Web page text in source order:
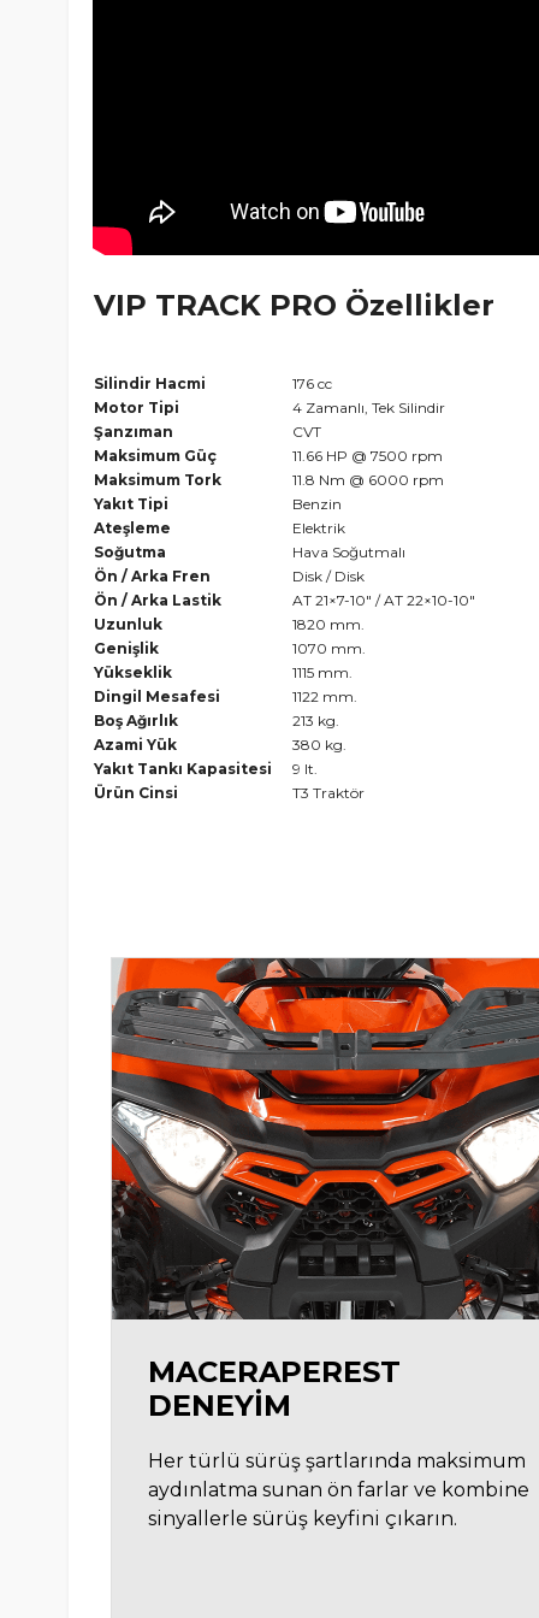
VIP TRACK PRO Özellikler
Silindir Hacmi
176 cc
Motor Tipi
4 Zamanlı, Tek Silindir
Şanzıman
CVT
Maksimum Güç
11.66 HP @ 7500 rpm
Maksimum Tork
11.8 Nm @ 6000 rpm
Yakıt Tipi
Benzin
Ateşleme
Elektrik
Soğutma
Hava Soğutmalı
Ön / Arka Fren
Disk / Disk
Ön / Arka Lastik
AT 21×7-10″ / AT 22×10-10″
Uzunluk
1820 mm.
Genişlik
1070 mm.
Yükseklik
1115 mm.
Dingil Mesafesi
1122 mm.
Boş Ağırlık
213 kg.
Azami Yük
380 kg.
Yakıt Tankı Kapasitesi
9 lt.
Ürün Cinsi
T3 Traktör
MACERAPEREST
DENEYIM
Her türlü sürüş şartlarında maksimum
aydınlatma sunan ön farlar ve kombine
sinyallerle sürüş keyfini çıkarın.